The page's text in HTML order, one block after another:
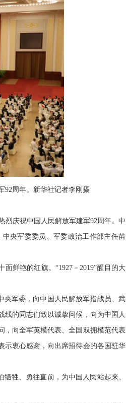
92周年。新华社记者李刚摄
烈庆祝中国人民解放军建军92周年。中
央军委委员、军委政治工作部主任苗
鲜艳的红旗。“1927－2019”醒目的大
央军委，向中国人民解放军指战员、武
线的同志们致以诚挚问候，向为中国人
，向全军英模代表、全国双拥模范代表
示衷心感谢，向出席招待会的各国驻华
牲、勇往直前，为中国人民站起来、